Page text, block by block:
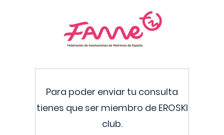
Para poder enviar tu consulta
tienes que ser miembro de EROSKI
club.